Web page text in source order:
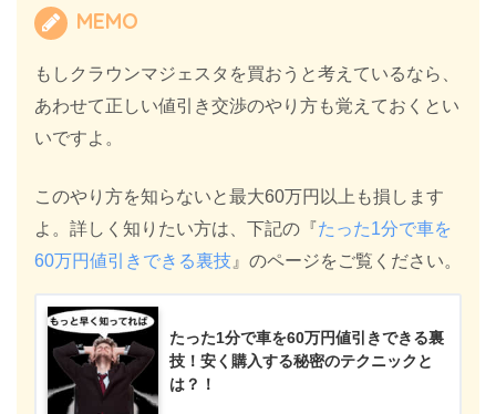
MEMO
もしクラウンマジェスタを買おうと考えているなら、
あわせて正しい値引き交渉のやり方も覚えておくとい
いですよ。
このやり方を知らないと最大60万円以上も損します
よ。詳しく知りたい方は、下記の『たった1分で車を
60万円値引きできる裏技 』のページをご覧ください。
たった1分で車を60万円値引きできる裏
技！安く購入する秘密のテクニックと
は？！